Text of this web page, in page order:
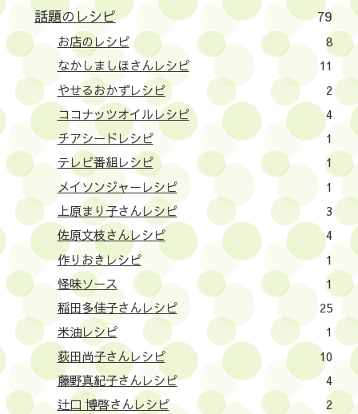
話題のレシピ 79
お店のレシピ
8
なかしましほさんレシピ
11
やせるおかずレシピ
2
ココナッツオイルレシピ
4
チアシードレシピ
1
テレビ番組レシピ
1
メイソンジャーレシピ
1
上原まり子さんレシピ
3
佐原文枝さんレシピ
4
作りおきレシピ
1
怪味ソース
1
稲田多佳子さんレシピ
25
米油レシピ
1
荻田尚子さんレシピ
10
藤野真紀子さんレシピ
4
辻口 博啓さんレシピ
2